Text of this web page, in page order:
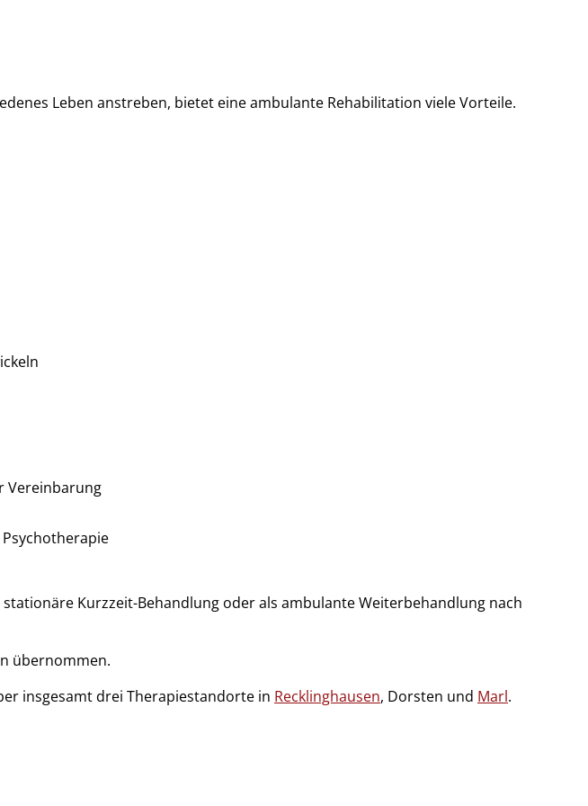
Leben anstreben, bietet eine ambulante Rehabilitation viele Vorteile.
Vereinbarung
Kurzzeit-Behandlung oder als ambulante Weiterbehandlung nach
übernommen.
insgesamt drei Therapiestandorte in Recklinghausen, Dorsten und Marl.